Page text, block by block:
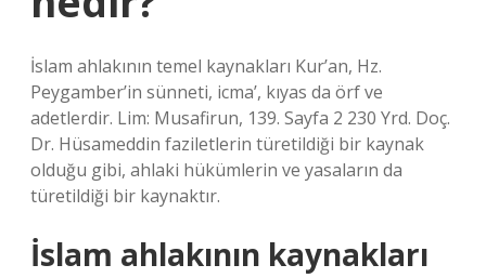
İslam ahlakının temel kaynakları Kur’an, Hz.
Peygamber’in sünneti, icma’, kıyas da örf ve
adetlerdir. Lim: Musafirun, 139. Sayfa 2 230 Yrd. Doç.
Dr. Hüsameddin faziletlerin türetildiği bir kaynak
olduğu gibi, ahlaki hükümlerin ve yasaların da
türetildiği bir kaynaktır.
İslam ahlakının kaynakları